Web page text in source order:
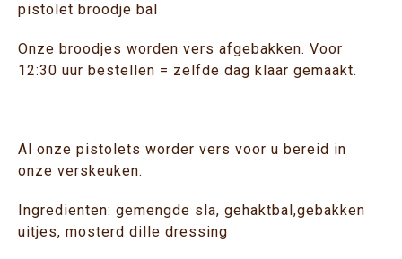
pistolet broodje bal
Onze broodjes worden vers afgebakken. Voor
12:30 uur bestellen = zelfde dag klaar gemaakt.
Al onze pistolets worder vers voor u bereid in
onze verskeuken.
Ingredienten: gemengde sla, gehaktbal,gebakken
uitjes, mosterd dille dressing